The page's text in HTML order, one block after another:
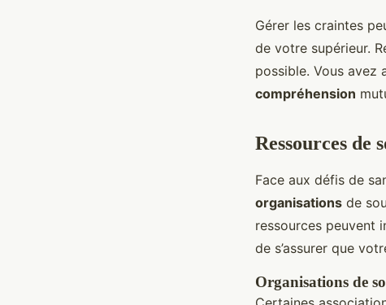
Gérer les craintes
de votre supérieur.
possible. Vous avez
compréhension
Ressources de
Face aux défis de
organisations de
ressources peuvent
de s’assurer que
Organisations de